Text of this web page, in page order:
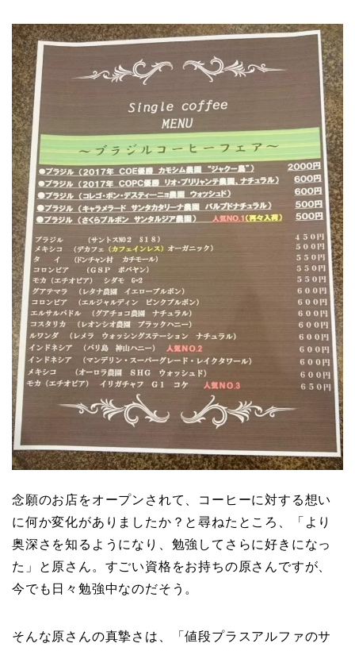
念願のお店をオープンされて、コーヒーに対する想い
に何か変化がありましたか？と尋ねたところ、「より
奥深さを知るようになり、勉強してさらに好きになっ
た」と原さん。すごい資格をお持ちの原さんですが、
今でも日々勉強中なのだそう。
そんな原さんの真摯さは、「値段プラスアルファのサ